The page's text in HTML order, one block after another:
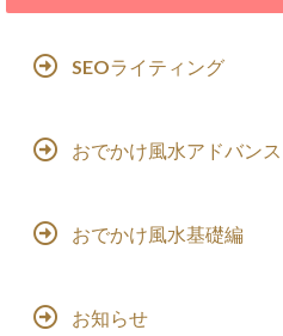
SEOライティング
おでかけ風水アドバンス
おでかけ風水基礎編
お知らせ